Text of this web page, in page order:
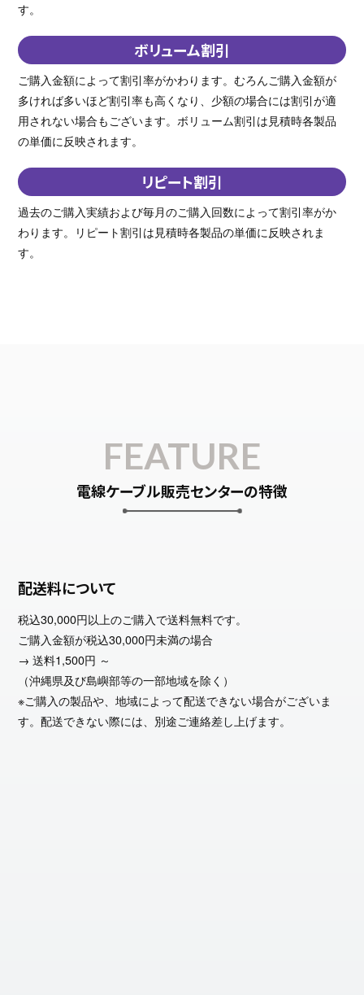
す。
ボリューム割引
ご購入金額によって割引率がかわります。むろんご購入金額が
多ければ多いほど割引率も高くなり、少額の場合には割引が適
用されない場合もございます。ボリューム割引は見積時各製品
の単価に反映されます。
リピート割引
過去のご購入実績および毎月のご購入回数によって割引率がか
わります。リピート割引は見積時各製品の単価に反映されま
す。
FEATURE
電線ケーブル販売センターの特徴
配送料について
税込30,000円以上のご購入で送料無料です。
ご購入金額が税込30,000円未満の場合
→ 送料1,500円 ～
（沖縄県及び島嶼部等の一部地域を除く）
※ご購入の製品や、地域によって配送できない場合がございま
す。配送できない際には、別途ご連絡差し上げます。